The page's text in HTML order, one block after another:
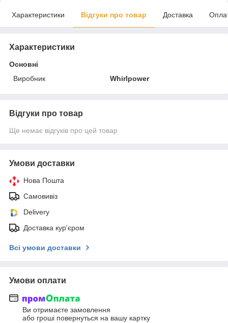
Характеристики Відгуки про товар Доставка
Характеристики
Основні
Виробник
Whirlpower
Відгуки про товар
Ще немає відгуків про цей товар
Умови доставки
Нова Пошта
Самовивіз
Delivery
Доставка кур'єром
Всі умови доставки
Умови оплати
Ви отримаєте замовлення
або гроші повернуться на вашу картку